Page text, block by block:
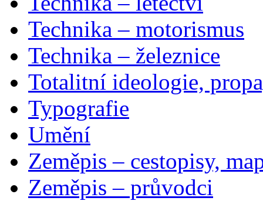
Technika – motorismus
Technika – železnice
Totalitní ideologie,
Typografie
Umění
Zeměpis – cestopisy,
Zeměpis – průvodci